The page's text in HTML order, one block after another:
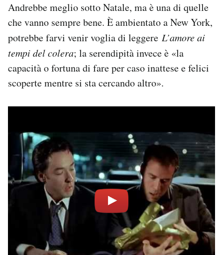
Andrebbe meglio sotto Natale, ma è una di quelle
che vanno sempre bene. È ambientato a New York,
potrebbe farvi venir voglia di leggere L’amore ai
tempi del colera; la serendipità invece è «la
capacità o fortuna di fare per caso inattese e felici
scoperte mentre si sta cercando altro».